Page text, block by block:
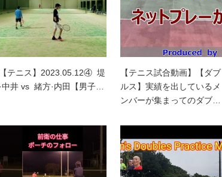
【テニス】2023.05.12④ 堤
·中井 vs 緒方·内田【男子…
【テニス試合動画】【ダブ
ルス】実績を出しているメ
ンバーが集まってのダブ…